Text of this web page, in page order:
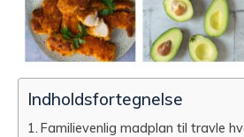
Indholdsfortegnelse
Familievenlig madplan til travle